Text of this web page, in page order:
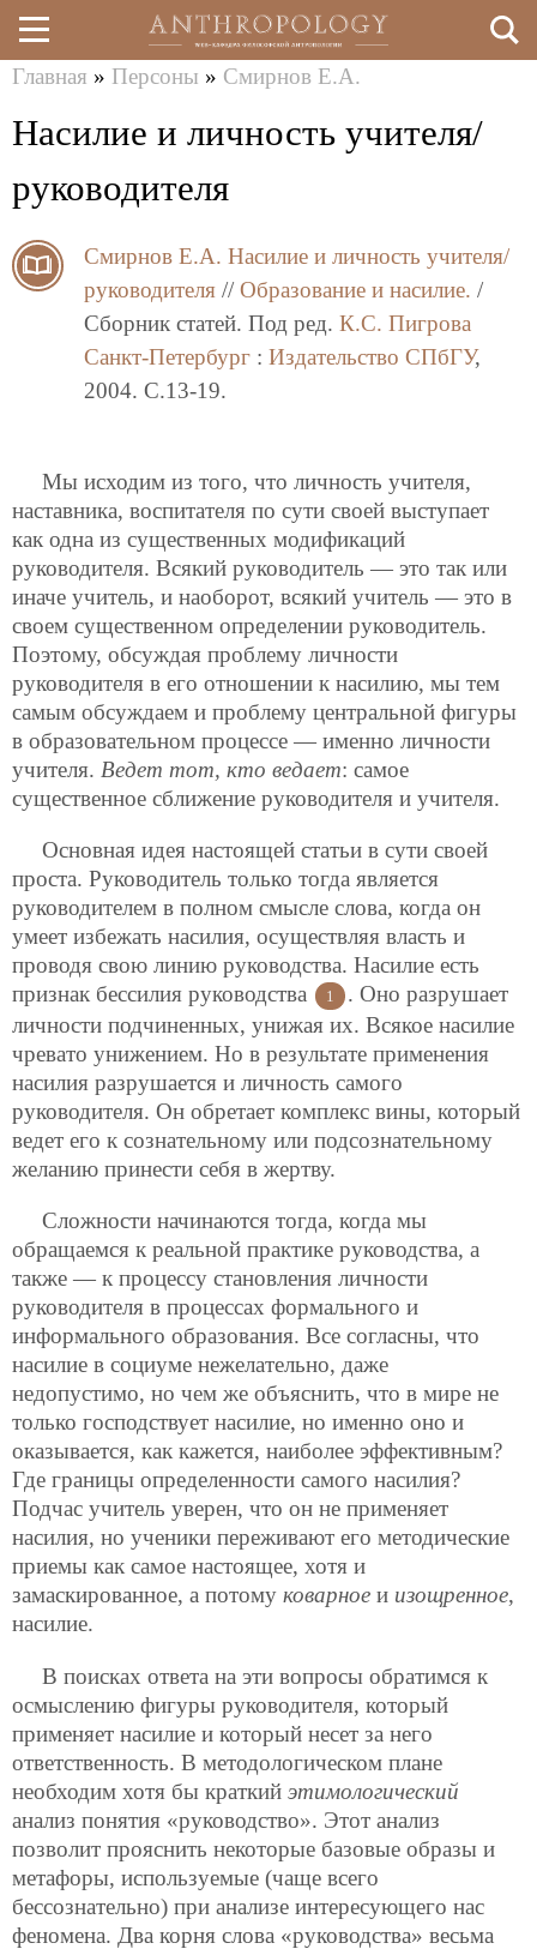
Перейти
к
здесь
Главная » Персоны » Смирнов Е.А.
Насилие и личность учителя/
руководителя
Смирнов Е.А. Насилие и личность учителя/
руководителя // Образование и насилие. /
Сборник статей. Под ред. К.С. Пигрова
Санкт-Петербург : Издательство СПбГУ,
2004. C.13-19.
Мы исходим из того, что личность учителя,
наставника, воспитателя по сути своей выступает
как одна из существенных модификаций
руководителя. Всякий руководитель — это так или
иначе учитель, и наоборот, всякий учитель — это в
своем существенном определении руководитель.
Поэтому, обсуждая проблему личности
руководителя в его отношении к насилию, мы тем
самым обсуждаем и проблему центральной фигуры
в образовательном процессе — именно личности
учителя. Ведет тот, кто ведает: самое
существенное сближение руководителя и учителя.
Основная идея настоящей статьи в сути своей
проста. Руководитель только тогда является
руководителем в полном смысле слова, когда он
умеет избежать насилия, осуществляя власть и
проводя свою линию руководства. Насилие есть
признак бессилия руководства
1
. Оно разрушает
личности подчиненных, унижая их. Всякое насилие
чревато унижением. Но в результате применения
насилия разрушается и личность самого
руководителя. Он обретает комплекс вины, который
ведет его к сознательному или подсознательному
желанию принести себя в жертву.
Сложности начинаются тогда, когда мы
обращаемся к реальной практике руководства, а
также — к процессу становления личности
руководителя в процессах формального и
информального образования. Все согласны, что
насилие в социуме нежелательно, даже
недопустимо, но чем же объяснить, что в мире не
только господствует насилие, но именно оно и
оказывается, как кажется, наиболее эффективным?
Где границы определенности самого насилия?
Подчас учитель уверен, что он не применяет
насилия, но ученики переживают его методические
приемы как самое настоящее, хотя и
замаскированное, а потому коварное и изощренное,
насилие.
В поисках ответа на эти вопросы обратимся к
осмыслению фигуры руководителя, который
применяет насилие и который несет за него
ответственность. В методологическом плане
необходим хотя бы краткий этимологический
анализ понятия «руководство». Этот анализ
позволит прояснить некоторые базовые образы и
метафоры, используемые (чаще всего
бессознательно) при анализе интересующего нас
феномена. Два корня слова «руководства» весьма